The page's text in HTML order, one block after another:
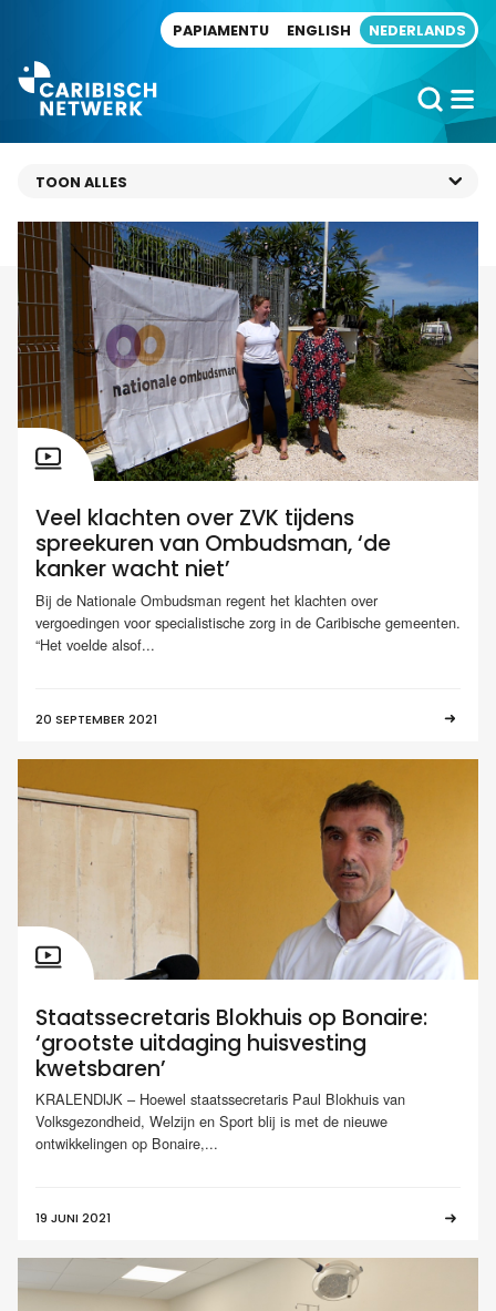
PAPIAMENTU ENGLISH NEDERLANDS
Veel klachten over ZVK tijdens
spreekuren van Ombudsman, ‘de
kanker wacht niet’
Bij de Nationale Ombudsman regent het klachten over
vergoedingen voor specialistische zorg in de Caribische gemeenten.
“Het voelde alsof...
20 SEPTEMBER 2021
Staatssecretaris Blokhuis op Bonaire:
‘grootste uitdaging huisvesting
kwetsbaren’
KRALENDIJK – Hoewel staatssecretaris Paul Blokhuis van
Volksgezondheid, Welzijn en Sport blij is met de nieuwe
ontwikkelingen op Bonaire,...
19 JUNI 2021